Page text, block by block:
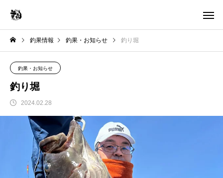
釣果情報 釣果・お知らせ 釣り堀
釣果・お知らせ
釣り堀
2024.02.28